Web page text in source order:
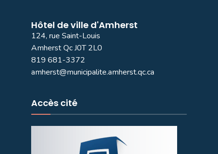
Hôtel de ville d'Amherst
124, rue Saint-Louis
Amherst Qc J0T 2L0
819 681-3372
amherst@municipalite.amherst.qc.ca
Accès cité